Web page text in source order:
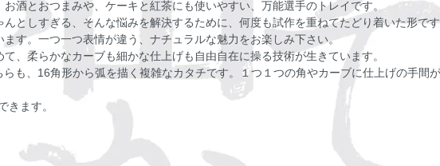
酒とおつまみや、ケーキと紅茶にも使いやすい、万能選手のトレイです。
んとしすぎる、そんな悩みを解決するために、何度も試作を重ねてたどり着いた形で
ます。一つ一つ表情が違う、ナチュラルな魅力をお楽しみ下さい。
、柔らかなカーブも細かな仕上げも自由自在に操る技術が生きています。
らも、16角形から弧を描く複雑なカタチです。１つ１つの角やカーブに仕上げの手
きます。